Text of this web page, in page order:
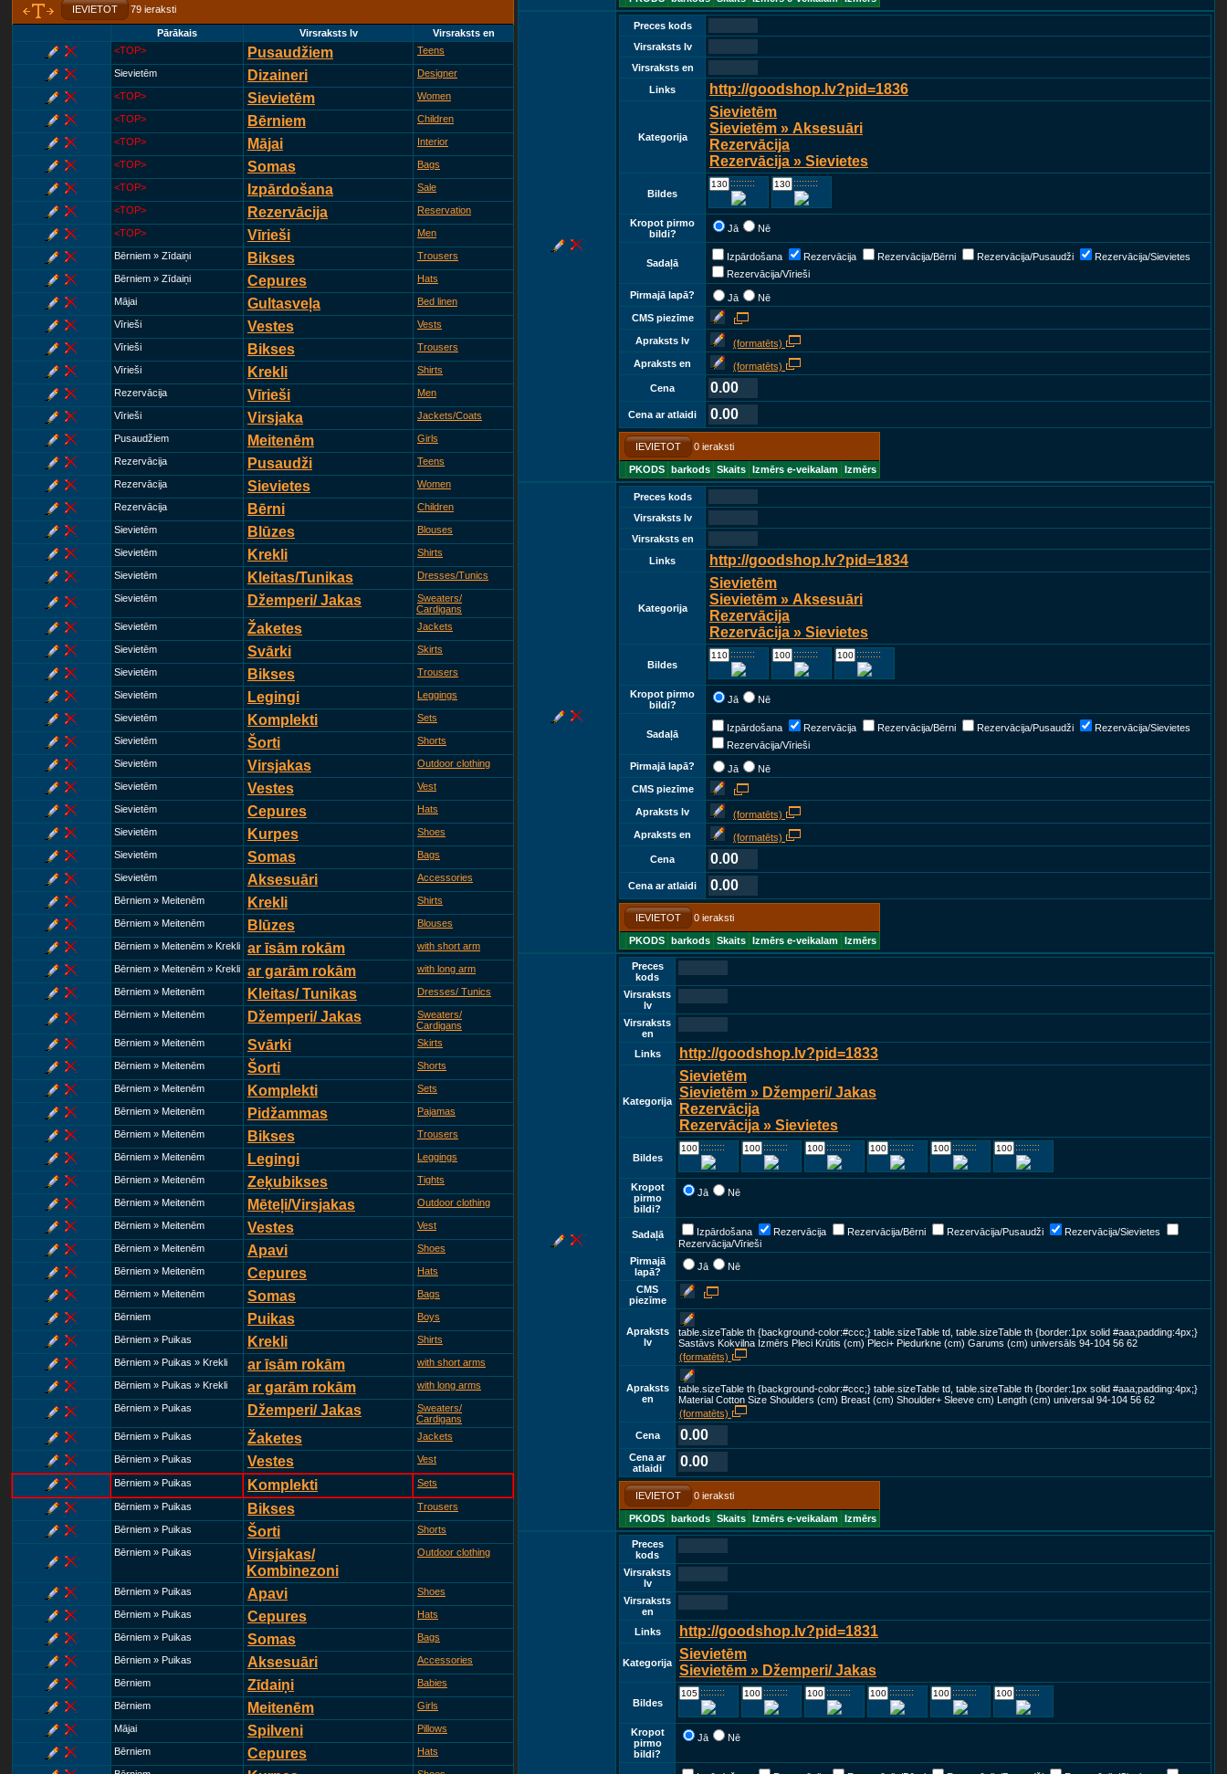
IEVIETOT 79 ieraksti
Pārākais Virsraksts lv
Virsraksts en
<TOP>
Pusaudžiem Teens
Sievietēm Dizaineri Designer
<TOP> Sievietēm Women
<TOP> Bērniem Children
<TOP> Mājai Interior
<TOP> Somas Bags
<TOP> Izpārdošana Sale
<TOP> Rezervācija Reservation
<TOP> Vīrieši Men
Bērniem » Zīdaiņi Bikses Trousers
Bērniem » Zīdaiņi Cepures Hats
Mājai Gultasveļa Bed linen
Vīrieši Vestes Vests
Vīrieši Bikses Trousers
Vīrieši Krekli Shirts
Rezervācija Vīrieši Men
Vīrieši Virsjaka Jackets/Coats
Pusaudžiem Meitenēm Girls
Rezervācija Pusaudži Teens
Rezervācija Sievietes Women
Rezervācija Bērni Children
Sievietēm Blūzes Blouses
Sievietēm Krekli Shirts
Sievietēm Kleitas/Tunikas Dresses/Tunics
Sievietēm Džemperi/ Jakas
Sweaters/
Cardigans
Sievietēm
Žaketes Jackets
Sievietēm Svārki Skirts
Sievietēm Bikses Trousers
Sievietēm Legingi Leggings
Sievietēm Komplekti Sets
Sievietēm Šorti Shorts
Sievietēm Virsjakas Outdoor clothing
Sievietēm Vestes Vest
Sievietēm Cepures Hats
Sievietēm Kurpes Shoes
Sievietēm Somas Bags
Sievietēm Aksesuāri Accessories
Bērniem » Meitenēm Krekli Shirts
Bērniem » Meitenēm Blūzes Blouses
Bērniem » Meitenēm » Krekli ar īsām rokām with short arm
Bērniem » Meitenēm » Krekli ar garām rokām with long arm
Bērniem » Meitenēm Kleitas/ Tunikas Dresses/ Tunics
Bērniem » Meitenēm Džemperi/ Jakas
Sweaters/
Cardigans
Bērniem » Meitenēm
Svārki Skirts
Bērniem » Meitenēm Šorti Shorts
Bērniem » Meitenēm Komplekti Sets
Bērniem » Meitenēm Pidžammas Pajamas
Bērniem » Meitenēm Bikses Trousers
Bērniem » Meitenēm Legingi Leggings
Bērniem » Meitenēm Zeķubikses Tights
Bērniem » Meitenēm Mēteļi/Virsjakas Outdoor clothing
Bērniem » Meitenēm Vestes Vest
Bērniem » Meitenēm Apavi Shoes
Bērniem » Meitenēm Cepures Hats
Bērniem » Meitenēm Somas Bags
Bērniem Puikas Boys
Bērniem » Puikas Krekli Shirts
Bērniem » Puikas » Krekli ar īsām rokām with short arms
Bērniem » Puikas » Krekli ar garām rokām with long arms
Bērniem » Puikas Džemperi/ Jakas
Sweaters/
Cardigans
Bērniem » Puikas
Žaketes Jackets
Bērniem » Puikas Vestes Vest
Bērniem » Puikas Komplekti Sets
Bērniem » Puikas Bikses Trousers
Bērniem » Puikas Šorti Shorts
Bērniem » Puikas
Virsjakas/
Kombinezoni
Outdoor clothing
Bērniem » Puikas Apavi Shoes
Bērniem » Puikas Cepures Hats
Bērniem » Puikas Somas Bags
Bērniem » Puikas Aksesuāri Accessories
Bērniem Zīdaiņi Babies
Bērniem Meitenēm Girls
Mājai Spilveni Pillows
Bērniem Cepures Hats
Preces kods
Virsraksts lv
Virsraksts en
Links
http://goodshop.lv?pid=1836
Kategorija
Sievietēm
Sievietēm » Aksesuāri
Rezervācija
Rezervācija » Sievietes
Bildes
:::::::::::: ::::::::::::
Kropot pirmo
bildi?
Jā Nē
Sadaļā
Izpārdošana Rezervācija Rezervācija/Bērni Rezervācija/Pusaudži
Rezervācija/Sievietes
Rezervācija/Vīrieši
Pirmajā lapā?
Jā
Nē
CMS piezīme
Apraksts lv
(formatēts)
Apraksts en
(formatēts)
Cena
0.00
Cena ar atlaidi 0.00
IEVIETOT 0 ieraksti
PKODS barkods Skaits Izmērs e-veikalam Izmērs
Preces kods
Virsraksts lv
Virsraksts en
Links
http://goodshop.lv?pid=1834
Kategorija
Sievietēm
Sievietēm » Aksesuāri
Rezervācija
Rezervācija » Sievietes
Bildes
:::::::::::: :::::::::::: ::::::::::::
Kropot pirmo
bildi?
Jā Nē
Sadaļā
Izpārdošana Rezervācija Rezervācija/Bērni Rezervācija/Pusaudži
Rezervācija/Sievietes
Rezervācija/Vīrieši
Pirmajā lapā?
Jā
Nē
CMS piezīme
Apraksts lv
(formatēts)
Apraksts en
(formatēts)
Cena
0.00
Cena ar atlaidi 0.00
IEVIETOT 0 ieraksti
PKODS barkods Skaits Izmērs e-veikalam Izmērs
Preces
kods
Virsraksts
lv
Virsraksts
en
Links
http://goodshop.lv?pid=1833
Kategorija
Sievietēm
Sievietēm » Džemperi/ Jakas
Rezervācija
Rezervācija » Sievietes
Bildes
:::::::::::: :::::::::::: :::::::::::: :::::::::::: :::::::::::: ::::::::::::
Kropot
pirmo
bildi?
Jā Nē
Sadaļā Izpārdošana Rezervācija Rezervācija/Bērni Rezervācija/Pusaudži
Rezervācija/Sievietes
Rezervācija/Vīrieši
Pirmajā
lapā?
Jā Nē
CMS
piezīme
Apraksts
lv
table.sizeTable th {background-color:#ccc;} table.sizeTable td, table.sizeTable th {border:1px solid #aaa;padding:4px;}
Sastāvs Kokvilna Izmērs Pleci Krūtis (cm) Pleci+ Piedurkne (cm) Garums (cm) universāls 94-104 56 62
(formatēts)
Apraksts
en
table.sizeTable th {background-color:#ccc;} table.sizeTable td, table.sizeTable th {border:1px solid #aaa;padding:4px;}
Material Cotton Size Shoulders (cm) Breast (cm) Shoulder+ Sleeve cm) Length (cm) universal 94-104 56 62
(formatēts)
Cena
0.00
Cena ar
atlaidi
0.00
IEVIETOT 0 ieraksti
PKODS barkods Skaits Izmērs e-veikalam Izmērs
Preces
kods
Virsraksts
lv
Virsraksts
en
Links
http://goodshop.lv?pid=1831
Kategorija
Sievietēm
Sievietēm » Džemperi/ Jakas
Bildes
:::::::::::: :::::::::::: :::::::::::: :::::::::::: :::::::::::: ::::::::::::
Kropot
pirmo
bildi?
Jā Nē